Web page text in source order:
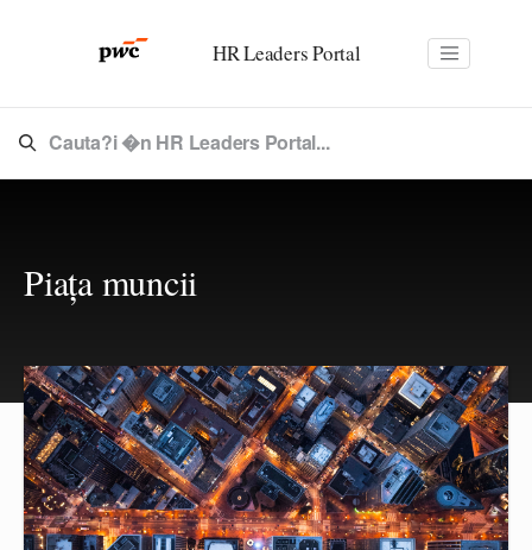
HR Leaders Portal
Cauta?i �n HR Leaders Portal...
Piața muncii